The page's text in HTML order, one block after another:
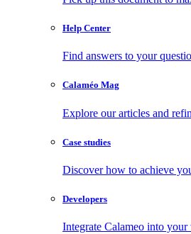
Help Center
Find answers to your
Calaméo Mag
Explore our articles and
Case studies
Discover how to achieve
Developers
Integrate Calameo into